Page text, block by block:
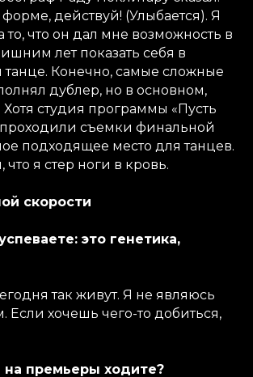
действуй! (Улыбается). Я
то, что он дал мне возможность в
лет показать себя в
Конечно, самые сложные
дублер, но в основном,
Хотя студия программы «Пусть
проходили съемки финальной
подходящее место для танцев.
что я стер ноги в кровь.
скорости
это генетика,
так живут. Я не являюсь
Если хочешь чего-то добиться,
на премьеры ходите?